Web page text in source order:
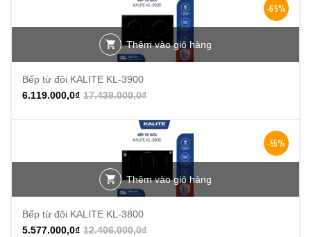
-65%
Thêm vào giỏ hàng
Bếp từ đôi KALITE KL-3900
17.438.000,0₫
6.119.000,0₫
-55%
Thêm vào giỏ hàng
Bếp từ đôi KALITE KL-3800
12.406.000,0₫
5.577.000,0₫